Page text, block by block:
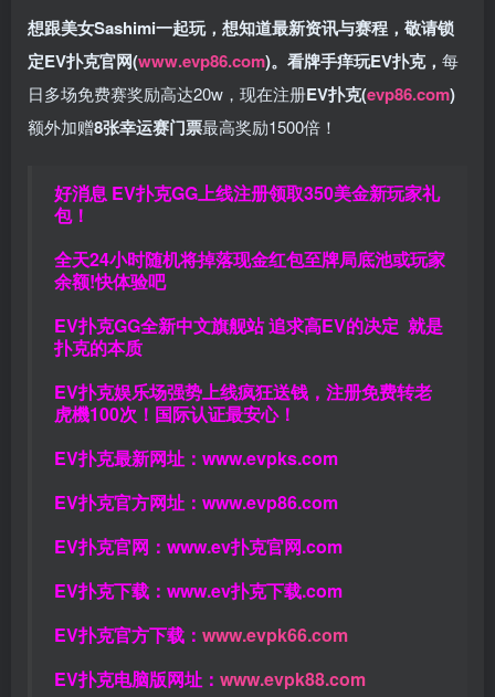
想跟美女Sashimi一起玩， 想知道最新资讯与赛程， 敬请锁
定EV扑克官网(www.evp86.com)。 看牌手痒玩EV扑克， 每
日多场免费赛奖励高达20w，现在注册EV扑克(evp86.com)
额外加赠8张幸运赛门票最高奖励1500倍！
好消息 EV扑克GG上线注册领取350美金新玩家礼
包！
全天24小时随机将掉落现金红包至牌局底池或玩家
余额!快体验吧
EV扑克GG全新中文旗舰站追求高EV的决定 就是
扑克的本质
EV扑克娱乐场强势上线疯狂送钱，注册免费转老
虎機100次！国际认证最安心！
EV扑克最新网址： www.evpks.com
EV扑克官方网址： www.evp86.com
EV扑克官网： www.ev扑克官网.com
EV扑克下载： www.ev扑克下载.com
EV扑克官方下载： www.evpk66.com
EV扑克电脑版网址： www.evpk88.com